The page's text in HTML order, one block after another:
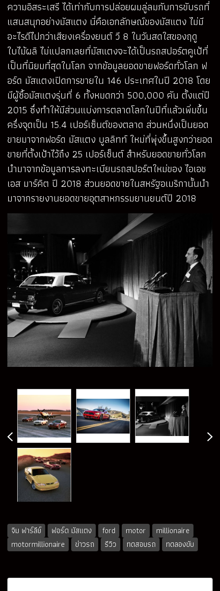
ความอิสระเสรี ได้เท่ากับการปล่อยผมลู่ลมกับการขับรถที่
แสนสนุกอย่างมัสแตง นี่คือเอกลักษณ์ของมัสแตง ไม่มี
อะไรดีไปกว่าเสียงเครื่องยนต์ วี 8 ในวันสดใสของฤดู
ใบไม้ผลิ ไม่แปลกเลยที่มัสแตงจะได้เป็นรถสปอร์ตคูเป้ที่
เป็นที่นิยมที่สุดในโลก จากข้อมูลยอดขายฟอร์ดทั่วโลก ฟ
อร์ด มัสแตงเปิดการขายใน 146 ประเทศในปี 2018 โดย
มีผู้ซื้อมัสแตงรุ่นที่ 6 ทั้งหมดกว่า 500,000 คัน ตั้งแต่ปี
2015 ซึ่งทำให้มีส่วนแบ่งการตลาดโลกในปีที่แล้วเพิ่มขึ้น
ครึ่งจุดเป็น 15.4 เปอร์เซ็นต์ของตลาด ส่วนหนึ่งเป็นยอด
ขายมาจากฟอร์ด มัสแตง บูลลิทท์ ใหม่ที่พุ่งขึ้นสูงกว่ายอด
ขายที่ตั้งเป้าไว้ถึง 25 เปอร์เซ็นต์ สำหรับยอดขายทั่วโลก
นำมาจากข้อมูลการลงทะเบียนรถสปอร์ตใหม่ของ ไอเอช
เอส มาร์คิต ปี 2018 ส่วนยอดขายในสหรัฐอเมริกานั้นนำ
มาจากรายงานยอดขายอุตสาหกรรมยานยนต์ปี 2018
จิม ฟาร์ลีย์ ฟอร์ด มัสแตง ford motor
millionaire
motormillionaire
ข่าวรถ รีวิว ทดสอบรถ ทดลองขับ